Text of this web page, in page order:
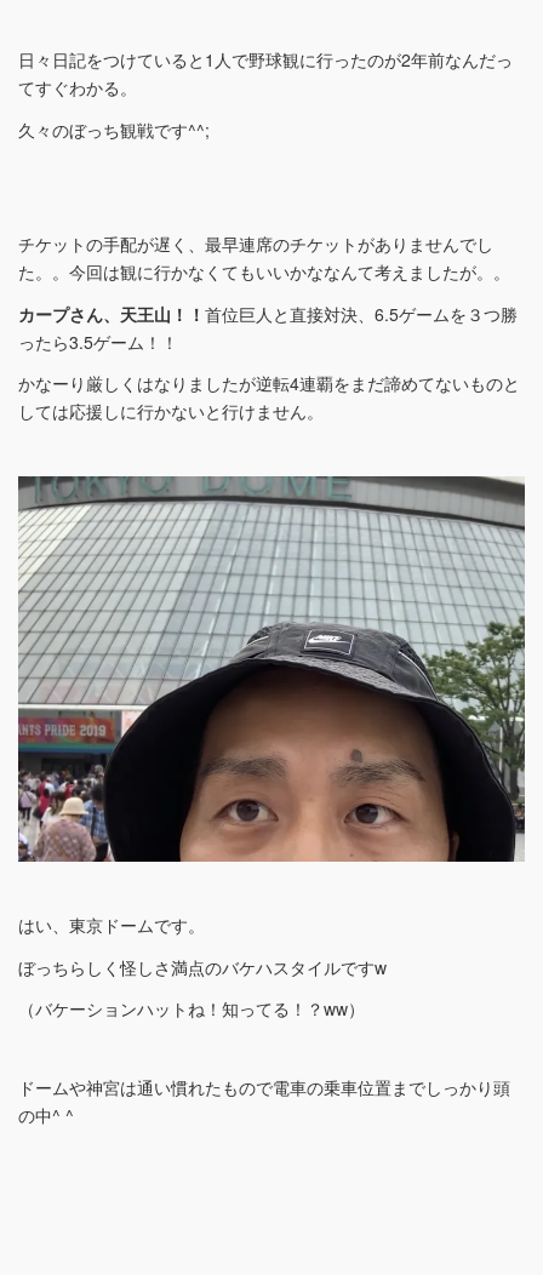
日々日記をつけていると1人で野球観に行ったのが2年前なんだっ
てすぐわかる。
久々のぼっち観戦です^^;
チケットの手配が遅く、最早連席のチケットがありませんでし
た。。今回は観に行かなくてもいいかななんて考えましたが。。
カープさん、天王山！！ 首位巨人と直接対決、6.5ゲームを３つ勝
ったら3.5ゲーム！！
かなーり厳しくはなりましたが逆転4連覇をまだ諦めてないものと
しては応援しに行かないと行けません。
はい、東京ドームです。
ぼっちらしく怪しさ満点のバケハスタイルですw
（バケーションハットね！知ってる！？ww）
ドームや神宮は通い慣れたもので電車の乗車位置までしっかり頭
の中^ ^